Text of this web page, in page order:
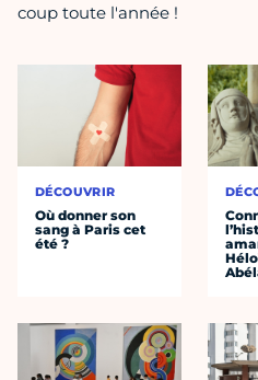
coup toute l'année !
DÉCOUVRIR
Où donner son
sang à Paris cet
été ?